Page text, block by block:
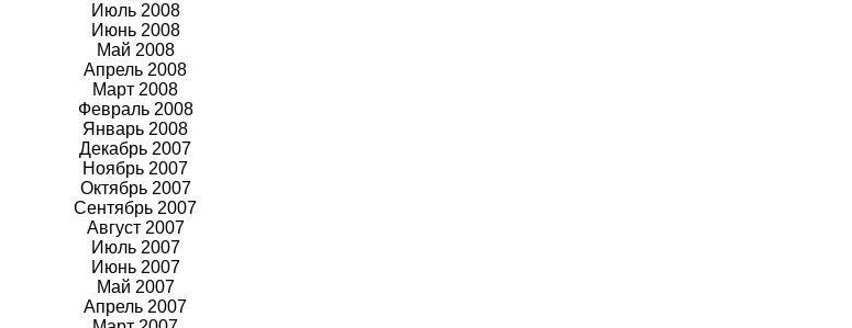
Июль 2008
Июнь 2008
Май 2008
Апрель 2008
Март 2008
Февраль 2008
Январь 2008
Декабрь 2007
Ноябрь 2007
Октябрь 2007
Сентябрь 2007
Август 2007
Июль 2007
Июнь 2007
Май 2007
Апрель 2007